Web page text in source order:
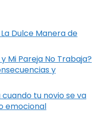
La Dulce Manera de
Mi Pareja No Trabaja?
y
tu novio se va
emocional